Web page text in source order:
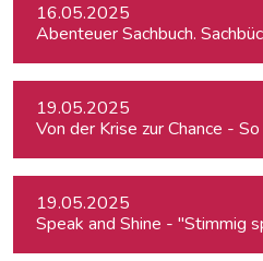
16.05.2025
Abenteuer Sachbuch.
19.05.2025
Von der Krise zur Chance -
19.05.2025
Speak and Shine - "Stimmig